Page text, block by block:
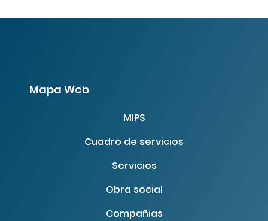
Mapa Web
MIPS
Cuadro de servicios
Servicios
Obra social
Compañias